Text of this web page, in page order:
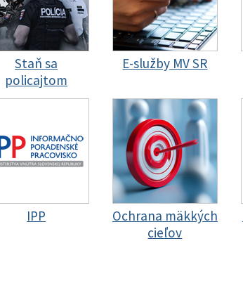
Staň sa
policajtom
E-služby MV SR
IPP
Ochrana mäkkých
cieľov